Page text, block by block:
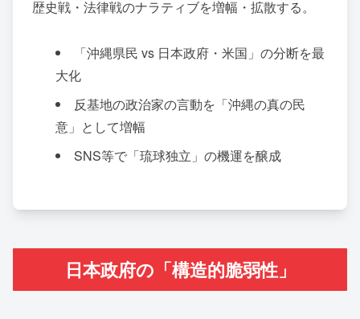
歴史戦・法律戦のナラティブを増幅・拡散する。
「沖縄県民 vs 日本政府・米国」の分断を最
大化
反基地の政治家の言動を「沖縄の真の民
意」として増幅
SNS等で「琉球独立」の機運を醸成
日本政府の「構造的脆弱性」